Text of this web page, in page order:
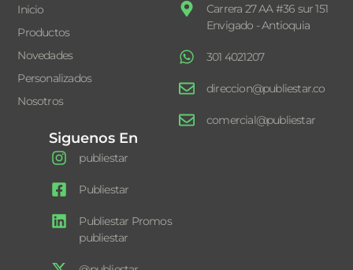
Inicio
Productos
Novedades
Personalizados
Nosotros
Carrera 27 AA #36 sur 151
Envigado - Antioquia
301 4021207
direccion@publiestar.co
comercial@publiestar
Siguenos En
publiestar
Publiestar
Publiestar Promos
publiestar